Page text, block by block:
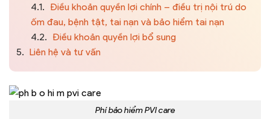
4.1. Điều khoản quyền lợi chính – điều trị nội trú do
ốm đau, bệnh tật, tai nạn và bảo hiểm tai nạn
4.2. Điều khoản quyền lợi bổ sung
5. Liên hệ và tư vấn
Phí bảo hiểm PVI care